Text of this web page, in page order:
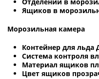
Ящиков в
Морозильная камера
Контейнер для льда
Система контроля
Материал ящиков
Цвет ящиков